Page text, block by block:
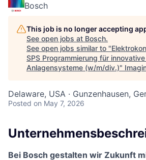
Bosch
This job is no longer accepting
See open jobs at Bosch.
See open jobs similar to "
SPS Programmierung für
Anlagensysteme (w/m/div.)"
Delaware, USA · Gunzenhausen,
Posted on May 7, 2026
Bei Bosch gestalten wir Zukunft